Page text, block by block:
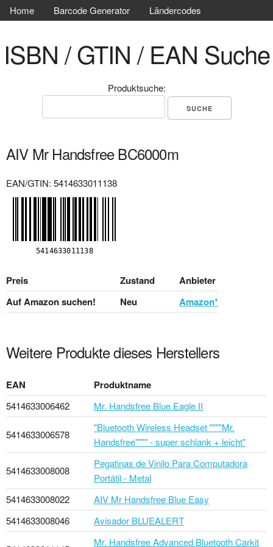
Home Barcode Generator Ländercodes
ISBN / GTIN / EAN Suche
Produktsuche:
AIV Mr Handsfree BC6000m
EAN/GTIN: 5414633011138
Preis Zustand
Anbieter
Auf Amazon suchen!
Neu Amazon*
Weitere Produkte dieses Herstellers
EAN Produktname
5414633006462 Mr. Handsfree Blue Eagle II
5414633006578
"Bluetooth Wireless Headset """"Mr.
Handsfree"""" - super schlank + leicht"
5414633008008
Pegatinas de Vinilo Para Computadora
Portátil - Metal
5414633008022
AIV Mr Handsfree Blue Easy
5414633008046
Avisador BLUEALERT
Mr. Handsfree Advanced Bluetooth Carkit